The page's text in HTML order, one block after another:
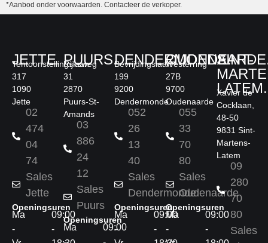
*Aanbod onder voorwaarden. Contacteer de verkoper.
JETTE.
Tentoonstellingslaan
317
1090
Jette
02
474
04
74
Sales
Jette
Openingsuren
Ma
-
09:00
-
PUURS.
Rijksweg
31
2870
Puurs-St-
Amands
03
886
24
12
Sales
Puurs
Openingsuren
Ma
09:00
DENDERMONDE.
Bevrijdingslaan
199
9200
Dendermonde
052
26
13
40
Sales
Dendermonde
Openingsuren
Ma
-
09:00
-
Westerring
27B
9700
Oudenaarde
055
33
70
80
Sales
Oudenaarde
Openingsuren
Ma
-
09:00
-
SINT-
LATEM.
Xavier de
Cocklaan,
48-50
9831 Sint-
Martens-
Latem
09
280
70
80
Sales